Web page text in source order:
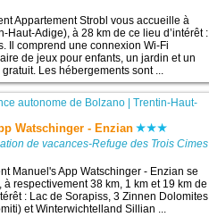
Appartement Strobl vous accueille à
Haut-Adige), à 28 km de ce lieu d’intérêt :
Il comprend une connexion Wi-Fi
de jeux pour enfants, un jardin et un
Les hébergements sont ...
autonome de Bolzano |Trentin-Haut-
Watschinger - Enzian
de vacances-Refuge des Trois Cimes
Manuel's App Watschinger - Enzian se
à respectivement 38 km, 1 km et 19 km de
: Lac de Sorapiss, 3 Zinnen Dolomites
et Winterwichtelland Sillian ...